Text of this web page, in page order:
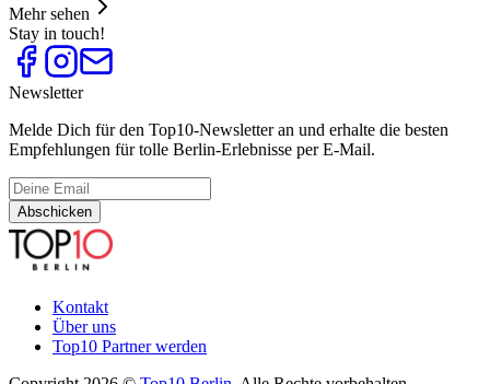
Mehr sehen
Stay in touch!
Newsletter
Melde Dich für den Top10-Newsletter an und erhalte die besten
Empfehlungen für tolle Berlin-Erlebnisse per E-Mail.
Abschicken
Kontakt
Über uns
Top10 Partner werden